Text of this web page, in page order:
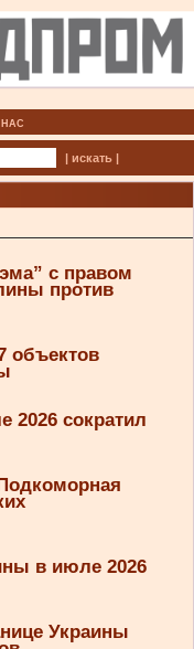
| искать |
с правом
против
объектов
2026 сократил
в июле 2026
Украины